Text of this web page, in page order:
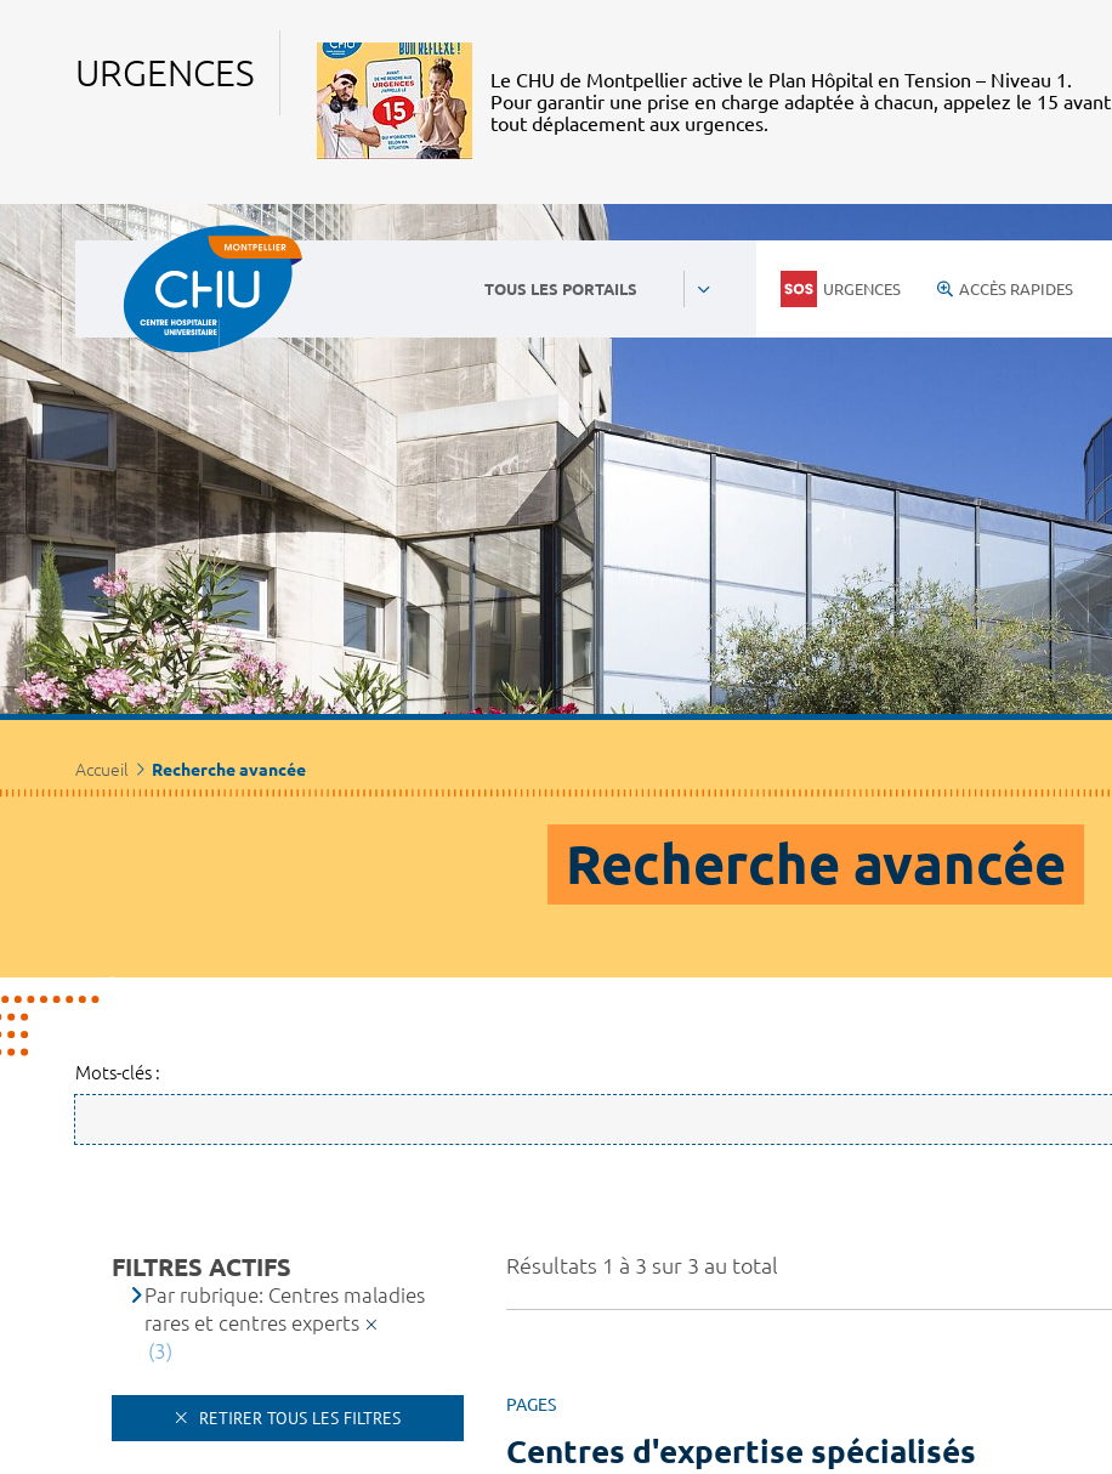
URGENCES
Le CHU de Montpellier active le Plan Hôpital en Tension – Niveau 1.
Pour garantir une prise en charge adaptée à chacun, appelez le 15 avant
tout déplacement aux urgences.
TOUS LES PORTAILS URGENCES ACCÈS RAPIDES
Accueil Recherche avancée
Recherche avancée
Mots-clés :
Résultats 1 à 3 sur 3 au total
PAGES
Centres d'expertise spécialisés
FILTRES ACTIFS
Par rubrique: Centres maladies
rares et centres experts
(3)
RETIRER TOUS LES FILTRES